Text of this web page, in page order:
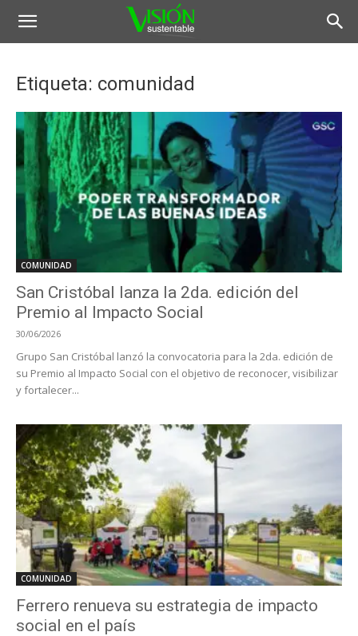
Etiqueta: comunidad
COMUNIDAD
San Cristóbal lanza la 2da. edición del
Premio al Impacto Social
30/06/2026
Grupo San Cristóbal lanzó la convocatoria para la 2da. edición de
su Premio al Impacto Social con el objetivo de reconocer, visibilizar
y fortalecer...
COMUNIDAD
Ferrero renueva su estrategia de impacto
social en el país